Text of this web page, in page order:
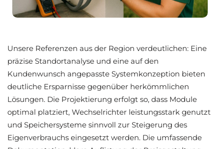
Unsere Referenzen aus der Region verdeutlichen: Eine
präzise Standortanalyse und eine auf den
Kundenwunsch angepasste Systemkonzeption bieten
deutliche Ersparnisse gegenüber herkömmlichen
Lösungen. Die Projektierung erfolgt so, dass Module
optimal platziert, Wechselrichter leistungsstark genutzt
und Speichersysteme sinnvoll zur Steigerung des
Eigenverbrauchs eingesetzt werden. Die umfassende